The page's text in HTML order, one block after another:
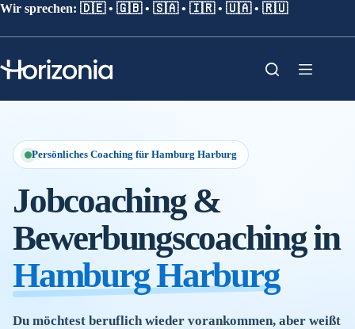
Wir sprechen: 🇩🇪 • 🇬🇧 • 🇸🇦 • 🇮🇷 • 🇺🇦 • 🇷🇺
Persönliches Coaching für Hamburg Harburg
Jobcoaching &
Bewerbungscoaching in
Hamburg Harburg
Du möchtest beruflich wieder vorankommen, aber weißt